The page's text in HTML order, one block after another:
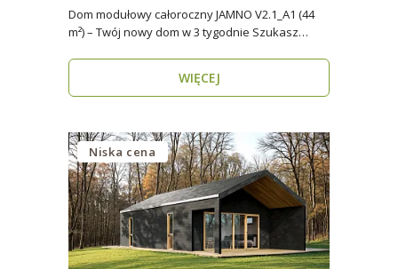
Dom modułowy całoroczny JAMNO V2.1_A1 (44
m²) – Twój nowy dom w 3 tygodnie Szukasz
WIĘCEJ
Niska cena